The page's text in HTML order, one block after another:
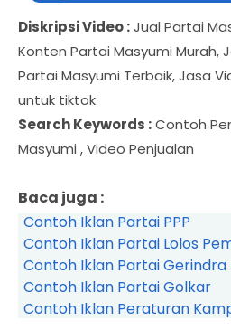
Diskripsi Video :Jual Partai
Konten Partai Masyumi Murah,
Partai Masyumi Terbaik, Jasa
untuk tiktok
Search Keywords :Contoh
Masyumi , Video Penjualan
Baca juga :
Contoh Iklan Partai PPP
Contoh Iklan Partai Lolos
Contoh Iklan Partai Gerindra
Contoh Iklan Partai Golkar
Contoh Iklan Peraturan